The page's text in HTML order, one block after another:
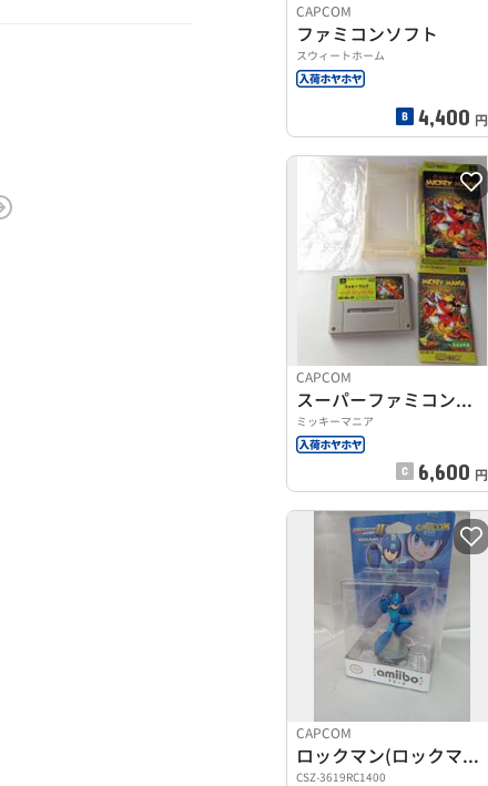
CAPCOM
ファミコンソフト
スウィートホーム
4,400 円
CAPCOM
スーパーファミコンソフト
ミッキーマニア
6,600 円
CAPCOM
ロックマン(ロックマンシリーズ)
CSZ-3619RC1400